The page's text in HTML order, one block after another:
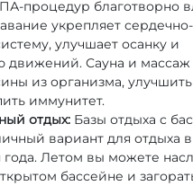
процедур благотворно
укрепляет сердечно-
улучшает осанку и
движений. Сауна и массаж
из организма,
иммунитет.
отдых: Базы отдыха с
вариант для отдыха
Летом вы можете
бассейне и